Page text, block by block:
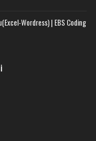
Wordress) | EBS Coding